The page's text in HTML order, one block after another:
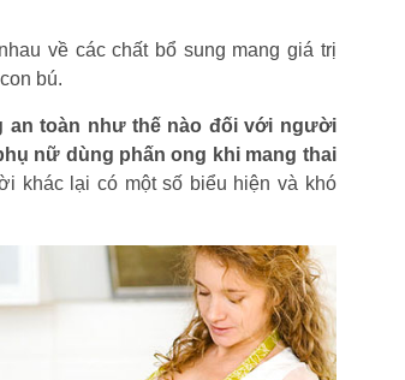
về các chất bổ sung mang giá trị
bú.
an toàn như thế nào đối với người
nữ dùng phấn ong khi mang thai
khác lại có một số biểu hiện và khó